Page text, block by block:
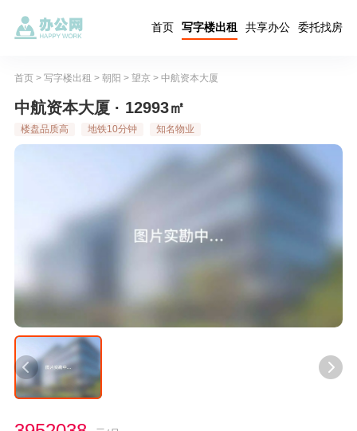
首页 写字楼出租 共享办公 委托找房
首页> 写字楼出租 > 朝阳 > 望京> 中航资本大厦
中航资本大厦 · 12993㎡
楼盘品质高 地铁10分钟 知名物业